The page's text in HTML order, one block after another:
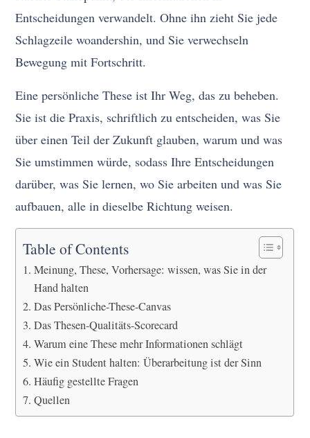
Entscheidungen verwandelt. Ohne ihn zieht Sie jede
Schlagzeile woandershin, und Sie verwechseln
Bewegung mit Fortschritt.
Eine persönliche These ist Ihr Weg, das zu beheben.
Sie ist die Praxis, schriftlich zu entscheiden, was Sie
über einen Teil der Zukunft glauben, warum und was
Sie umstimmen würde, sodass Ihre Entscheidungen
darüber, was Sie lernen, wo Sie arbeiten und was Sie
aufbauen, alle in dieselbe Richtung weisen.
Table of Contents
Meinung, These, Vorhersage: wissen, was Sie in der
Hand halten
Das Persönliche-These-Canvas
Das Thesen-Qualitäts-Scorecard
Warum eine These mehr Informationen schlägt
Wie ein Student halten: Überarbeitung ist der Sinn
Häufig gestellte Fragen
Quellen